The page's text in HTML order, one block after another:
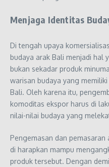
Menjaga Identitas
Di tengah upaya
budaya arak Bali menjadi hal
bukan sekadar produk
warisan budaya yang
Bali. Oleh karena itu,
komoditas ekspor harus di
nilai-nilai budaya yang
Pengemasan dan
di harapkan mampu
produk tersebut. Dengan